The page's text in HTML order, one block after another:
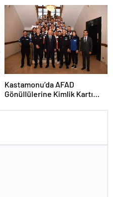
Kastamonu’da AFAD
Gönüllülerine Kimlik Kartı